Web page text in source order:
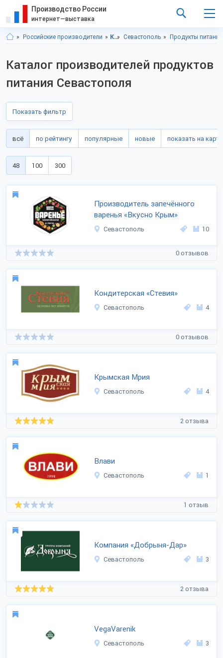
Производство России
интернет—выставка
Российские производители Крым Севастополь Продукты питания
Каталог производителей продуктов
питания Севастополя
Показать фильтр
всё по рейтингу популярные новые показать на карте
48 100 300
Производитель запечённого
варенья «Вкусно Крым»
Севастополь 10
0 отзывов
Кондитерская «Стевия»
Севастополь 4
0 отзывов
Крымская Мрия
Севастополь 4
2 отзыва
Влави
Севастополь 1
1 отзыв
Компания «Добрыня-Дар»
Севастополь 3
2 отзыва
VegaVarenik
Севастополь 3